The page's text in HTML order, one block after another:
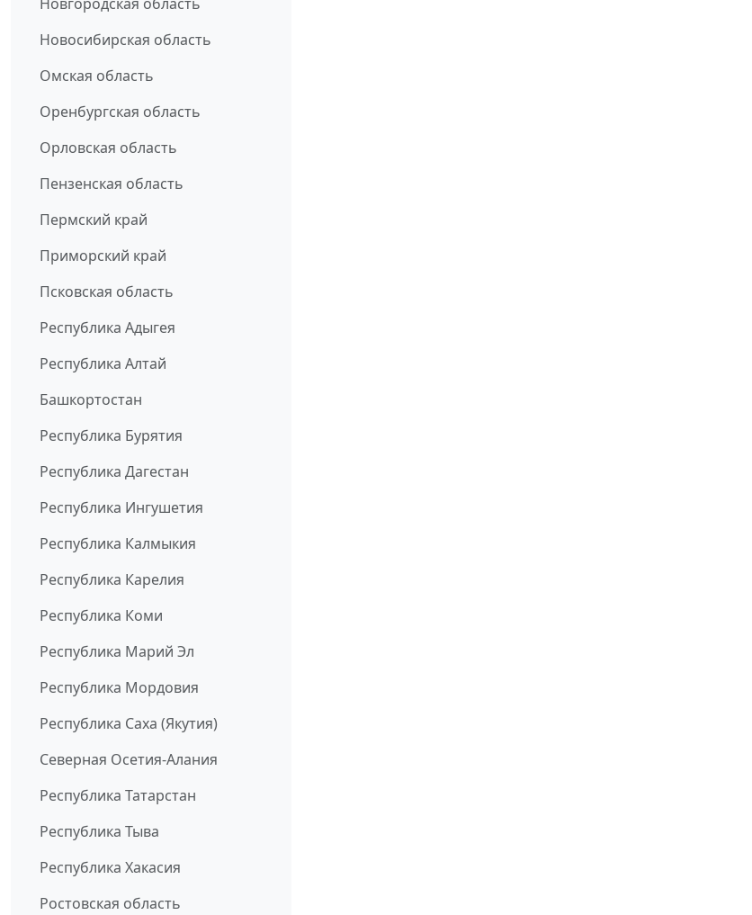
Новосибирская область
Омская область
Оренбургская область
Орловская область
Пензенская область
Пермский край
Приморский край
Псковская область
Республика Адыгея
Республика Алтай
Башкортостан
Республика Бурятия
Республика Дагестан
Республика Ингушетия
Республика Калмыкия
Республика Карелия
Республика Коми
Республика Марий Эл
Республика Мордовия
Республика Саха (Якутия)
Северная Осетия-Алания
Республика Татарстан
Республика Тыва
Республика Хакасия
Ростовская область